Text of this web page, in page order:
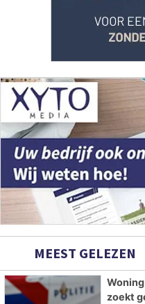
MEEST GELEZEN
zoekt